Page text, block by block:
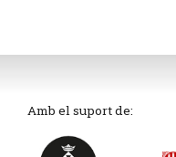
Amb el suport de: